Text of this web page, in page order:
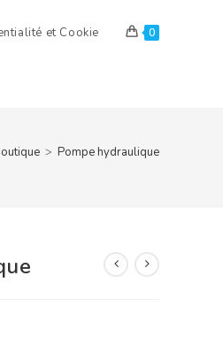
et Cookie 0
> Pompe hydraulique